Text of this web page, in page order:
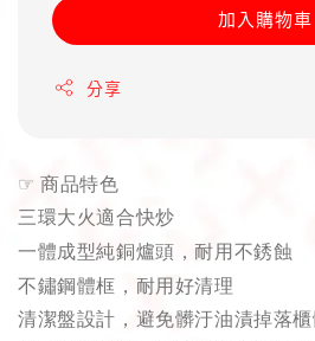
加入購物車
分享
☞商品特色
三環大火適合快炒
一體成型純銅爐頭，耐用不銹蝕
不鏽鋼體框，耐用好清理
清潔盤設計，避免髒汙油漬掉落櫃